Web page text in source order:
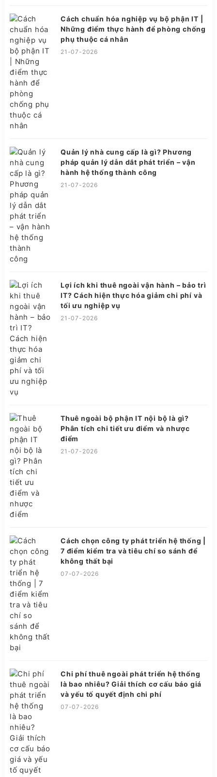
Cách chuẩn hóa nghiệp vụ bộ phận IT |
Những điểm thực hành để phòng chống
phụ thuộc cá nhân
21-07-2026
Quản lý nhà cung cấp là gì? Phương
pháp quản lý dẫn dắt phát triển – vận
hành hệ thống thành công
21-07-2026
Lợi ích khi thuê ngoài vận hành – bảo trì
IT? Cách hiện thực hóa giảm chi phí và
tối ưu nghiệp vụ
21-07-2026
Thuê ngoài bộ phận IT nội bộ là gì?
Phân tích chi tiết ưu điểm và nhược
điểm
21-07-2026
Cách chọn công ty phát triển hệ thống |
7 điểm kiểm tra và tiêu chí so sánh để
không thất bại
07-07-2026
Chi phí thuê ngoài phát triển hệ thống
là bao nhiêu? Giải thích cơ cấu báo giá
và yếu tố quyết định chi phí
07-07-2026